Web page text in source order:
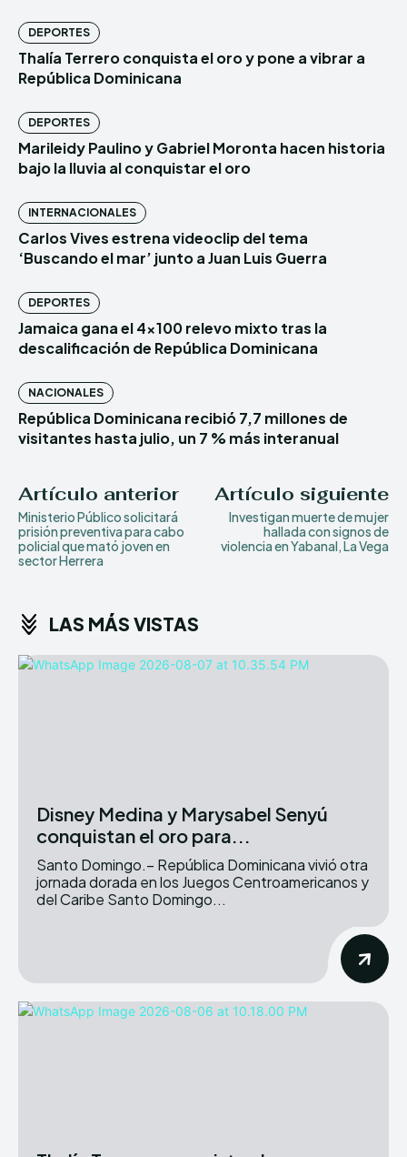
DEPORTES
Thalía Terrero conquista el oro y pone a vibrar a
República Dominicana
DEPORTES
Marileidy Paulino y Gabriel Moronta hacen historia
bajo la lluvia al conquistar el oro
INTERNACIONALES
Carlos Vives estrena videoclip del tema
‘Buscando el mar’ junto a Juan Luis Guerra
DEPORTES
Jamaica gana el 4×100 relevo mixto tras la
descalificación de República Dominicana
NACIONALES
República Dominicana recibió 7,7 millones de
visitantes hasta julio, un 7 % más interanual
Artículo anterior
Ministerio Público solicitará
prisión preventiva para cabo
policial que mató joven en
sector Herrera
Artículo siguiente
Investigan muerte de mujer
hallada con signos de
violencia en Yabanal, La Vega
LAS MÁS VISTAS
Disney Medina y Marysabel Senyú
conquistan el oro para...
Santo Domingo.– República Dominicana vivió otra
jornada dorada en los Juegos Centroamericanos y
del Caribe Santo Domingo...